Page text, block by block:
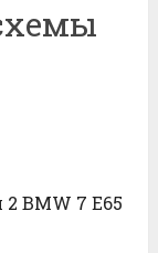
BMW 7 E65